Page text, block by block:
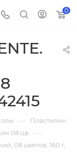
0
— Пластилин
08 цв. —
08 цветов, 160 г,